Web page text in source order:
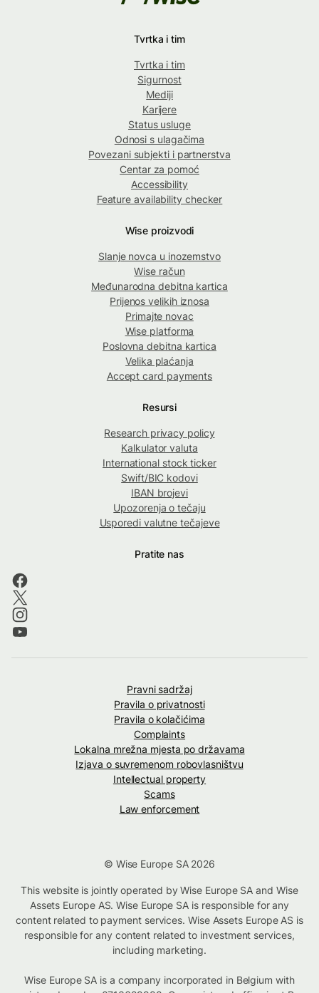
Tvrtka i tim
Tvrtka i tim
Sigurnost
Mediji
Karijere
Status usluge
Odnosi s ulagačima
Povezani subjekti i partnerstva
Centar za pomoć
Accessibility
Feature availability checker
Wise proizvodi
Slanje novca u inozemstvo
Wise račun
Međunarodna debitna kartica
Prijenos velikih iznosa
Primajte novac
Wise platforma
Poslovna debitna kartica
Velika plaćanja
Accept card payments
Resursi
Research privacy policy
Kalkulator valuta
International stock ticker
Swift/BIC kodovi
IBAN brojevi
Upozorenja o tečaju
Usporedi valutne tečajeve
Pratite nas
Pravni sadržaj
Pravila o privatnosti
Pravila o kolačićima
Complaints
Lokalna mrežna mjesta po državama
Izjava o suvremenom robovlasništvu
Intellectual property
Scams
Law enforcement
© Wise Europe SA 2026
This website is jointly operated by Wise Europe SA and Wise
Assets Europe AS. Wise Europe SA is responsible for any
content related to payment services. Wise Assets Europe AS is
responsible for any content related to investment services,
including marketing.
Wise Europe SA is a company incorporated in Belgium with